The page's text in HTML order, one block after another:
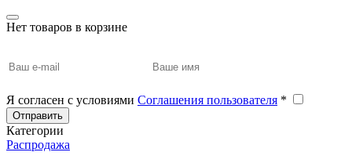
Нет товаров в корзине
Я согласен с условиями Соглашения пользователя *
Отправить
Категории
Распродажа